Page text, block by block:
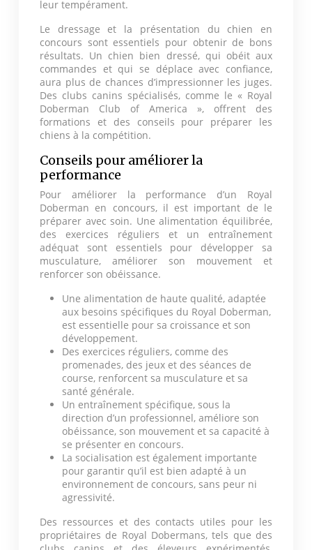
leur tempérament.
Le dressage et la présentation du chien en
concours sont essentiels pour obtenir de bons
résultats. Un chien bien dressé, qui obéit aux
commandes et qui se déplace avec confiance,
aura plus de chances d’impressionner les juges.
Des clubs canins spécialisés, comme le « Royal
Doberman Club of America », offrent des
formations et des conseils pour préparer les
chiens à la compétition.
Conseils pour améliorer la
performance
Pour améliorer la performance d’un Royal
Doberman en concours, il est important de le
préparer avec soin. Une alimentation équilibrée,
des exercices réguliers et un entraînement
adéquat sont essentiels pour développer sa
musculature, améliorer son mouvement et
renforcer son obéissance.
Une alimentation de haute qualité, adaptée
aux besoins spécifiques du Royal Doberman,
est essentielle pour sa croissance et son
développement.
Des exercices réguliers, comme des
promenades, des jeux et des séances de
course, renforcent sa musculature et sa
santé générale.
Un entraînement spécifique, sous la
direction d’un professionnel, améliore son
obéissance, son mouvement et sa capacité à
se présenter en concours.
La socialisation est également importante
pour garantir qu’il est bien adapté à un
environnement de concours, sans peur ni
agressivité.
Des ressources et des contacts utiles pour les
propriétaires de Royal Dobermans, tels que des